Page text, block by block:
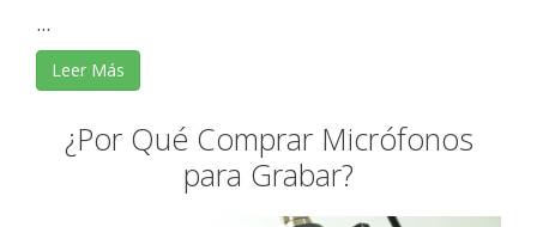
...
Leer Más
¿Por Qué Comprar Micrófonos
para Grabar?